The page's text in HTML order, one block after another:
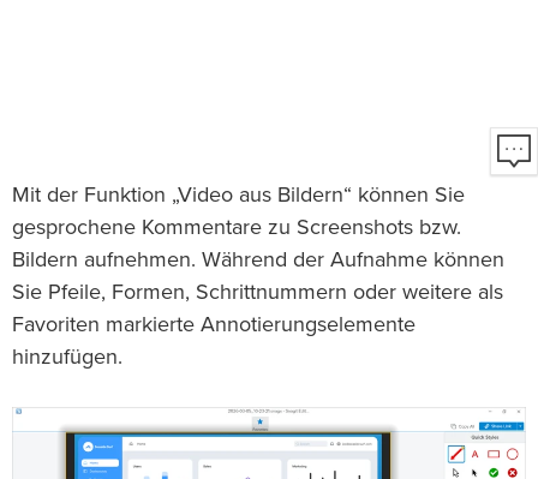
Mit der Funktion „Video aus Bildern“ können Sie
gesprochene Kommentare zu Screenshots bzw.
Bildern aufnehmen. Während der Aufnahme können
Sie Pfeile, Formen, Schrittnummern oder weitere als
Favoriten markierte Annotierungselemente
hinzufügen.